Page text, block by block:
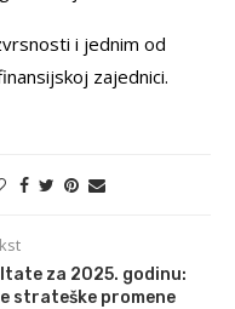
i jednim od
zajednici.
za 2025. godinu:
strateške promene